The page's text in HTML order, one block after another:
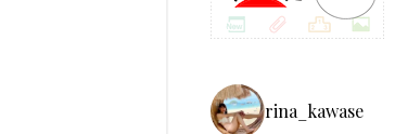
rina_kawase